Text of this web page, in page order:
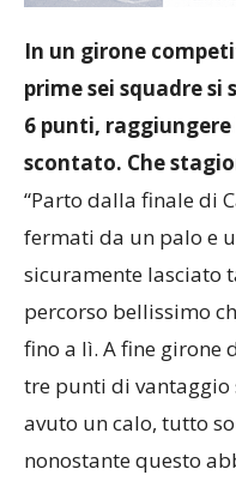
In un girone
prime sei squadre si
6 punti,
scontato. Che
“Parto dalla finale di
fermati da un palo e
sicuramente lasciato
percorso bellissimo
fino a lì. A fine girone
tre punti di
avuto un calo, tutto
nonostante questo